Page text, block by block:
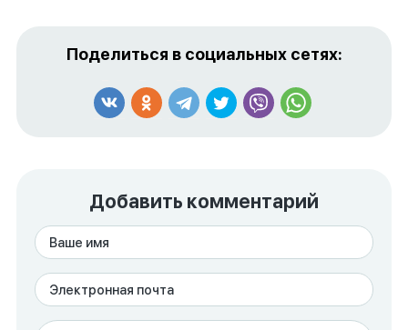
Поделиться в социальных сетях:
Добавить комментарий